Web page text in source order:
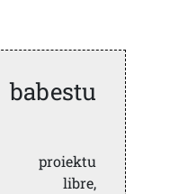
proiektu
libre,